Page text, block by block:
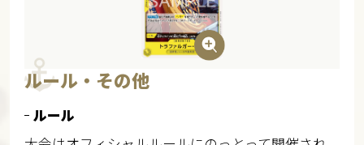
ルール・その他
ルール